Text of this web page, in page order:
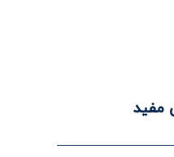
مفید